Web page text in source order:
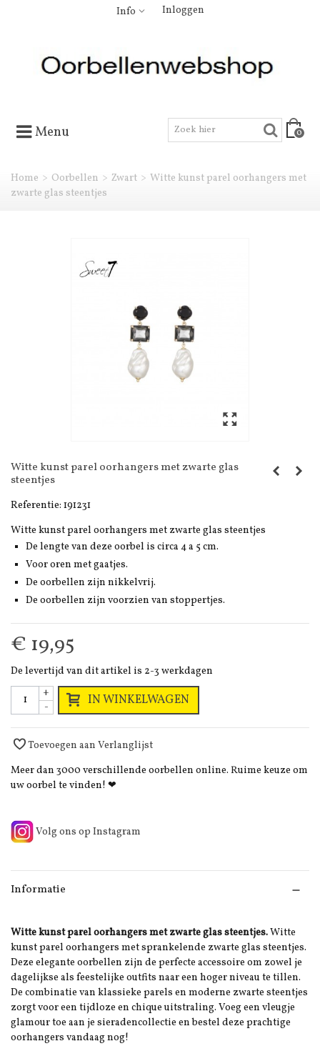
Info Inloggen
Menu 0
Home > Oorbellen > Zwart > Witte kunst parel oorhangers met
zwarte glas steentjes
Witte kunst parel oorhangers met zwarte glas
steentjes
Referentie: 191231
Witte kunst parel oorhangers met zwarte glas steentjes
De lengte van deze oorbel is circa 4 a 5 cm.
Voor oren met gaatjes.
De oorbellen zijn nikkelvrij.
De oorbellen zijn voorzien van stoppertjes.
€ 19,95
De levertijd van dit artikel is 2-3 werkdagen
-
+ IN WINKELWAGEN
Toevoegen aan Verlanglijst
Meer dan 3000 verschillende oorbellen online. Ruime keuze om
uw oorbel te vinden! ❤
Volg ons op Instagram
Informatie
Witte kunst parel oorhangers met zwarte glas steentjes.Witte
kunst parel oorhangers met sprankelende zwarte glas steentjes.
Deze elegante oorbellen zijn de perfecte accessoire om zowel je
dagelijkse als feestelijke outfits naar een hoger niveau te tillen.
De combinatie van klassieke parels en moderne zwarte steentjes
zorgt voor een tijdloze en chique uitstraling. Voeg een vleugje
glamour toe aan je sieradencollectie en bestel deze prachtige
oorhangers vandaag nog!